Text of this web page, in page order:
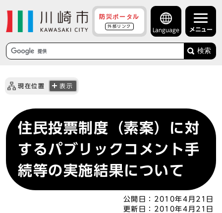
防災ポータル
外部リンク
Language メニュー
検索
現在位置 表示
住民投票制度（素案）に対
するパブリックコメント手
続等の実施結果について
公開日： 2010年4月21日
更新日： 2010年4月21日